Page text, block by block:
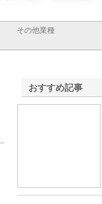
その他業種
おすすめ記事